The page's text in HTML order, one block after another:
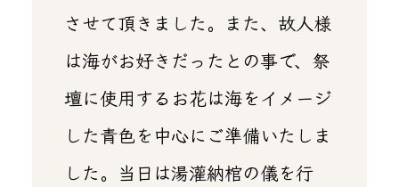
させて頂きました。また、故人様
は海がお好きだったとの事で、祭
壇に使用するお花は海をイメージ
した青色を中心にご準備いたしま
した。当日は湯灌納棺の儀を行